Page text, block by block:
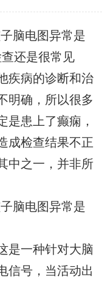
脑电图异常是
还是很常见
疾病的诊断和治
明确，所以很多
是患上了癫痫，
成检查结果不正
中之一，并非所
脑电图异常是
是一种针对大脑
信号，当活动出